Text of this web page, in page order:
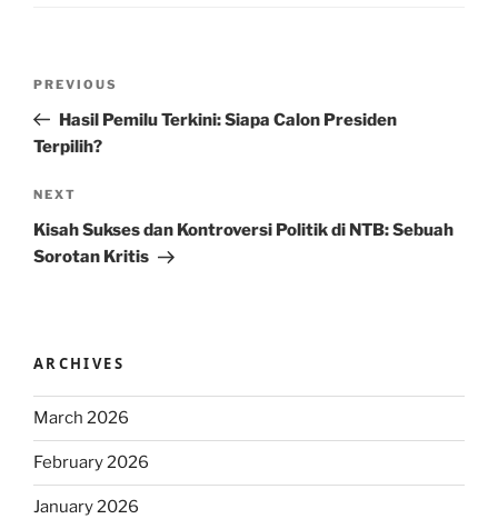
Previous
Post
PREVIOUS
Hasil Pemilu Terkini: Siapa Calon Presiden
Terpilih?
Next
Post
NEXT
Kisah Sukses dan Kontroversi Politik di NTB: Sebuah
Sorotan Kritis
ARCHIVES
March 2026
February 2026
January 2026